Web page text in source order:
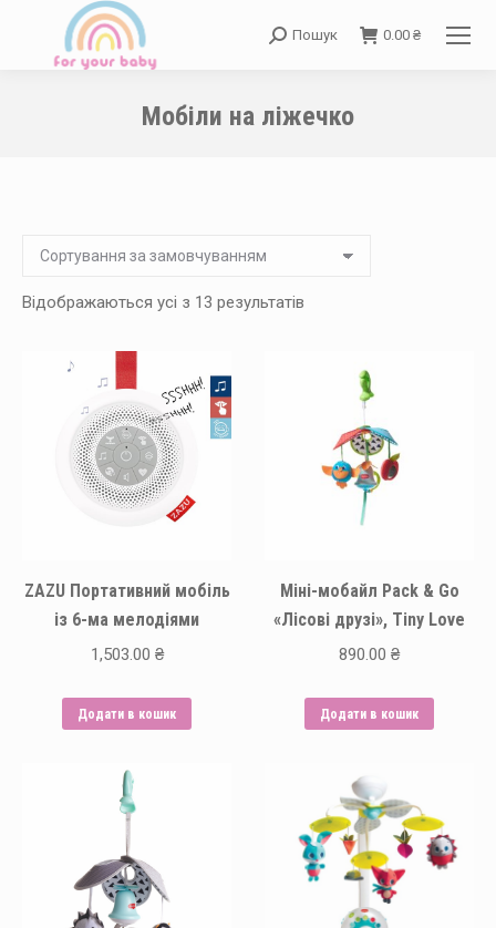
Search:
Пошук 0.00 ₴
Мобіли на ліжечко
Відображаються усі з 13 результатів
ZAZU Портативний мобіль
із 6-ма мелодіями
1,503.00 ₴
Додати в кошик
Міні-мобайл Pack & Go
«Лісові друзі», Tiny Love
890.00 ₴
Додати в кошик